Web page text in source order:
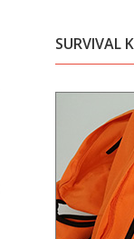
SURVIVAL